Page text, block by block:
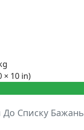
× 10 in)
До Списку Бажань